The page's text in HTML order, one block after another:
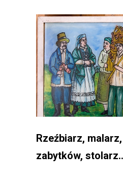
Rzeźbiarz,
zabytków,